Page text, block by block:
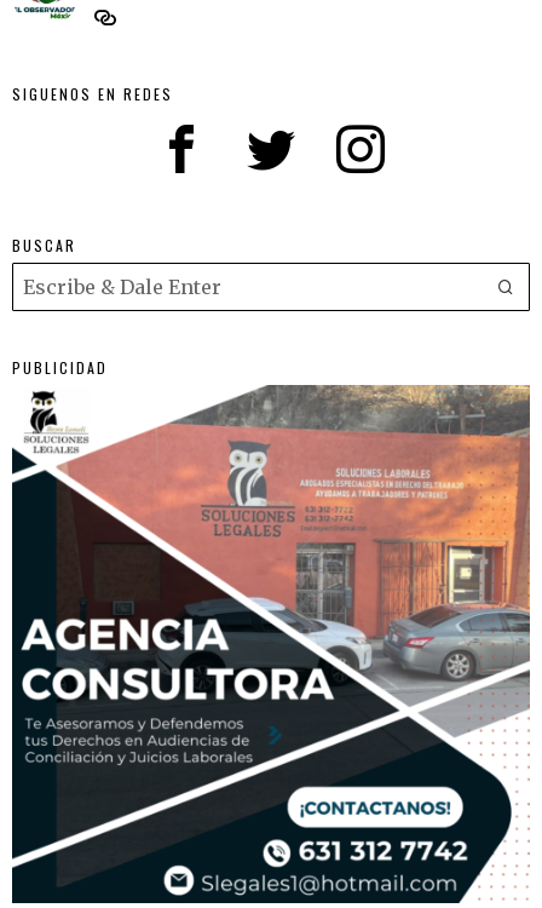
SIGUENOS EN REDES
BUSCAR
PUBLICIDAD